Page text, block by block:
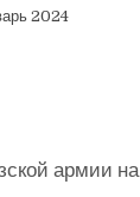
2024
армии на